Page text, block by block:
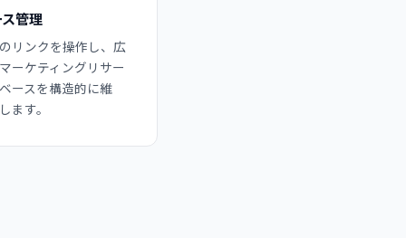
管理
リンクを操作し、広
ーケティングリサー
ースを構造的に維
ます。